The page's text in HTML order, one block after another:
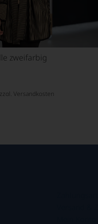
zweifarbig
Versandkosten